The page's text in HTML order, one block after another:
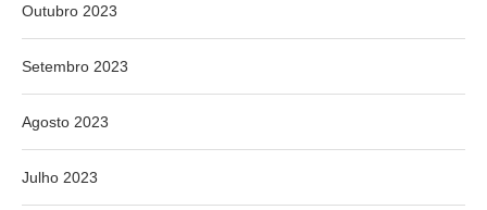
Outubro 2023
Setembro 2023
Agosto 2023
Julho 2023